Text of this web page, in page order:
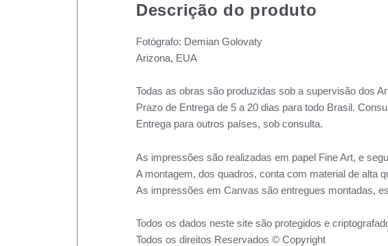
Descrição do produto
Fotógrafo: Demian Golovaty
Arizona, EUA
Todas as obras são produzidas sob a supervisão dos
Prazo de Entrega de 5 a 20 dias para todo Brasil.
Entrega para outros países, sob consulta.
As impressões são realizadas em papel Fine Art, e
A montagem, dos quadros, conta com material de alta
As impressões em Canvas são entregues montadas,
Todos os dados neste site são protegidos e
Todos os direitos Reservados © Copyright